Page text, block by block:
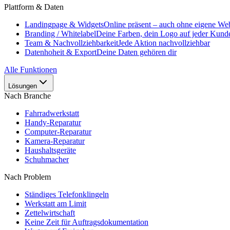
Plattform & Daten
Landingpage & WidgetsOnline präsent – auch ohne eigene
Branding / WhitelabelDeine Farben, dein Logo auf jeder
Team & NachvollziehbarkeitJede Aktion nachvollziehbar
Datenhoheit & ExportDeine Daten gehören dir
Alle Funktionen
Lösungen
Nach Branche
Fahrradwerkstatt
Handy-Reparatur
Computer-Reparatur
Kamera-Reparatur
Haushaltsgeräte
Schuhmacher
Nach Problem
Ständiges Telefonklingeln
Werkstatt am Limit
Zettelwirtschaft
Keine Zeit für Auftragsdokumentation